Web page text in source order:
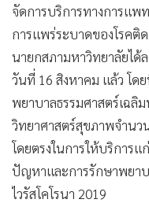
• Green Innovation &
• Management & HR
•
MGR Live
•
• ท่องเที่ยว
• กีฬา
• ต่างประเทศ
จัดการบริการทางการแ
การแพร่ระบาดของโรคติ
นายกสภามหาวิทยาลัยได้
วันที่ 16 สิงหาคม แล้ว โด
พยาบาลธรรมศาสตร์เฉลิ
วิทยาศาสตร์สุขภาพจำน
โดยตรงในการให้บริการแ
ปัญหาและการรักษาพยา
ไวรัสโคโรนา 2019